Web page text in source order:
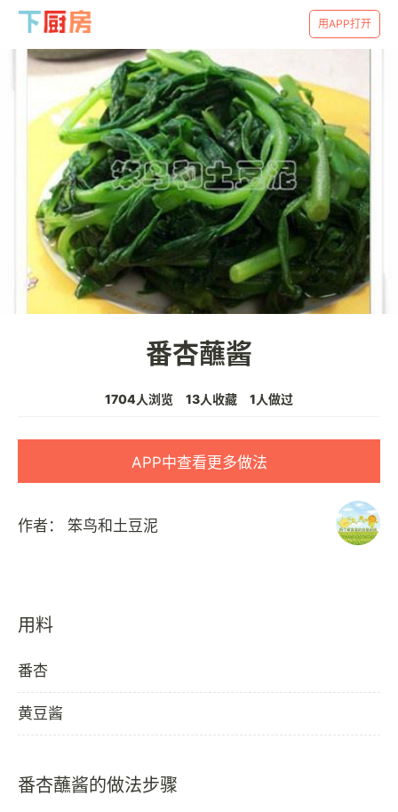
用APP打开
番杏蘸酱
1704人浏览 13人收藏 1人做过
APP中查看更多做法
作者： 笨鸟和土豆泥
用料
番杏
黄豆酱
番杏蘸酱的做法步骤